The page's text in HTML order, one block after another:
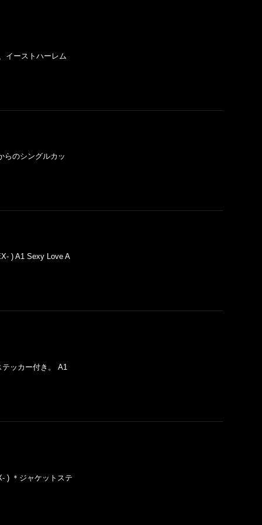
イーストハーレム
らのシングルカッ
) A1 Sexy Love A
ッカー付き。 A1
) ＊ジャケットステ